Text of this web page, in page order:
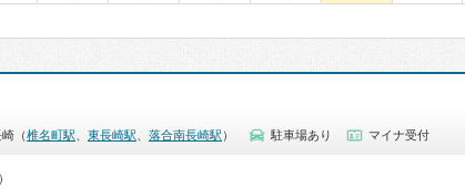
（椎名町駅 東長崎駅 落合南長崎駅 ） 駐車場あり マイナ受付